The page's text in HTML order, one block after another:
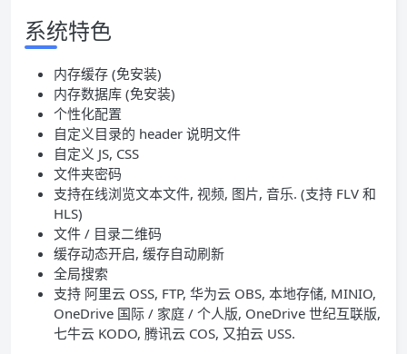
系统特色
内存缓存 (免安装)
内存数据库 (免安装)
个性化配置
自定义目录的 header 说明文件
自定义 JS, CSS
文件夹密码
支持在线浏览文本文件, 视频, 图片, 音乐. (支持 FLV 和
HLS)
文件 / 目录二维码
缓存动态开启, 缓存自动刷新
全局搜索
支持 阿里云 OSS, FTP, 华为云 OBS, 本地存储, MINIO,
OneDrive 国际 / 家庭 / 个人版, OneDrive 世纪互联版,
七牛云 KODO, 腾讯云 COS, 又拍云 USS.